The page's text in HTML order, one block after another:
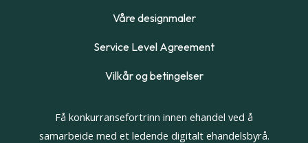
Våre designmaler
Service Level Agreement
Vilkår og betingelser
Få konkurransefortrinn innen ehandel ved å
samarbeide med et ledende digitalt ehandelsbyrå.